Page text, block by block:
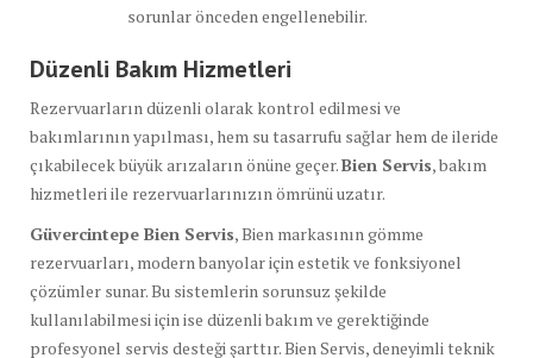
sorunlar önceden engellenebilir.
Düzenli Bakım Hizmetleri
Rezervuarların düzenli olarak kontrol edilmesi ve
bakımlarının yapılması, hem su tasarrufu sağlar hem de ileride
çıkabilecek büyük arızaların önüne geçer.Bien Servis, bakım
hizmetleri ile rezervuarlarınızın ömrünü uzatır.
Güvercintepe Bien Servis, Bien markasının gömme
rezervuarları, modern banyolar için estetik ve fonksiyonel
çözümler sunar. Bu sistemlerin sorunsuz şekilde
kullanılabilmesi için ise düzenli bakım ve gerektiğinde
profesyonel servis desteği şarttır. Bien Servis, deneyimli teknik